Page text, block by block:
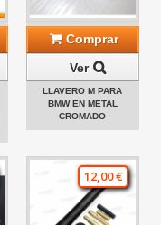
Comprar
Ver
LLAVERO M PARA
BMW EN METAL
CROMADO
12,00 €